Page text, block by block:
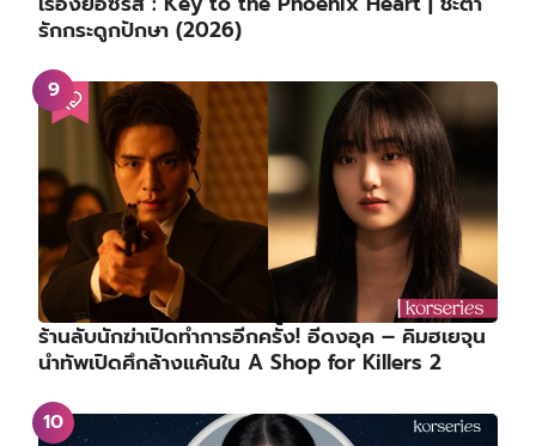
รักกระดูกปักษา (2026)
ร้านลับนักฆ่าเปิดทำการอีกครั้ง! อีดงอุค – คิมฮเยจุน
นำทัพเปิดศึกล้างแค้นใน A Shop for Killers 2